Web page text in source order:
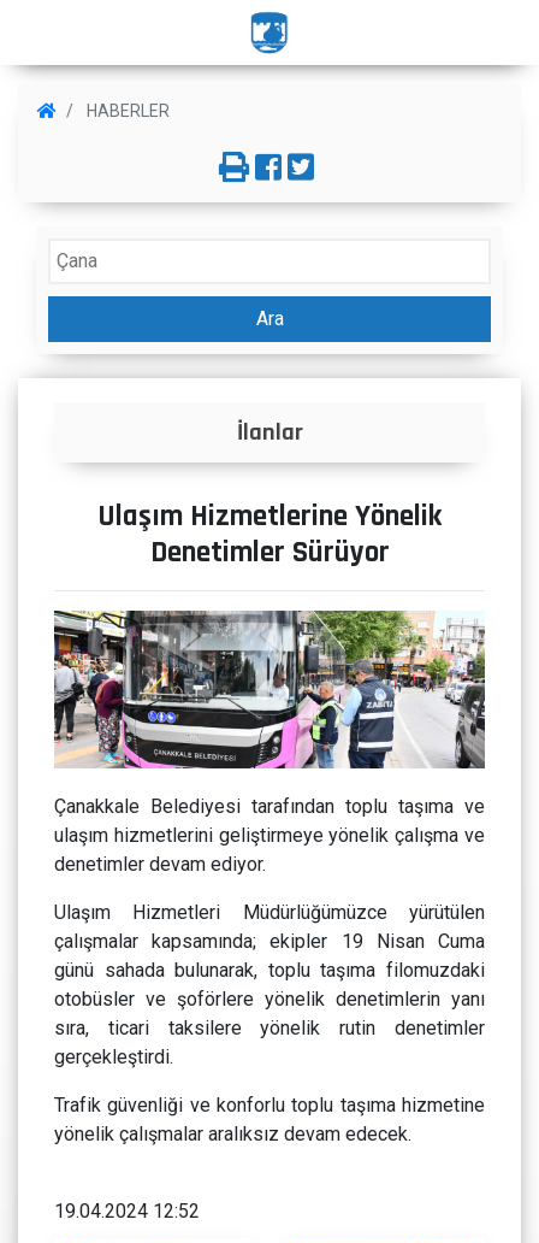
HABERLER
Ara
İlanlar
Ulaşım Hizmetlerine Yönelik
Denetimler Sürüyor
Çanakkale Belediyesi tarafından toplu taşıma ve
ulaşım hizmetlerini geliştirmeye yönelik çalışma ve
denetimler devam ediyor.
Ulaşım Hizmetleri Müdürlüğümüzce yürütülen
çalışmalar kapsamında; ekipler 19 Nisan Cuma
günü sahada bulunarak, toplu taşıma filomuzdaki
otobüsler ve şoförlere yönelik denetimlerin yanı
sıra, ticari taksilere yönelik rutin denetimler
gerçekleştirdi.
Trafik güvenliği ve konforlu toplu taşıma hizmetine
yönelik çalışmalar aralıksız devam edecek.
19.04.2024 12:52